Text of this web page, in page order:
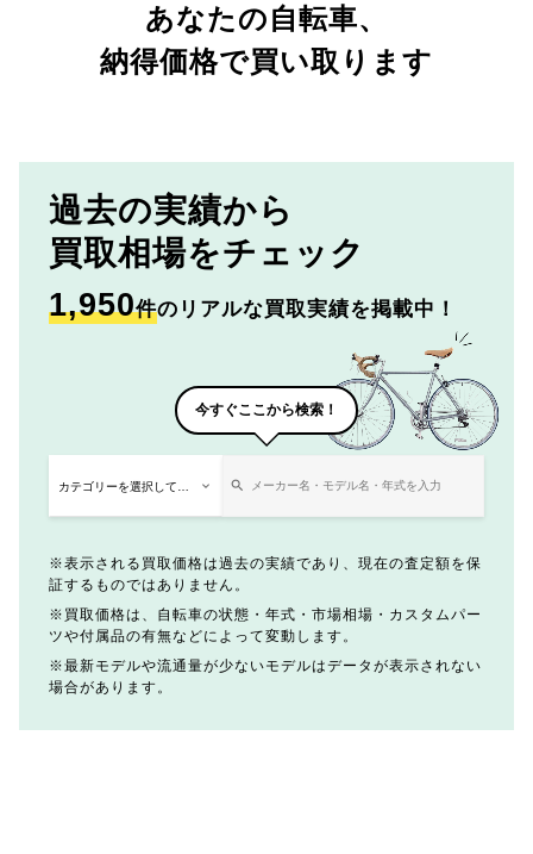
あなたの自転車、
納得価格で買い取ります
過去の実績から
買取相場をチェック
1,950件のリアルな買取実績を掲載中！
今すぐここから検索！
表示される買取価格は過去の実績であり、現在の査定額を保
証するものではありません。
買取価格は、自転車の状態・年式・市場相場・カスタムパー
ツや付属品の有無などによって変動します。
最新モデルや流通量が少ないモデルはデータが表示されない
場合があります。